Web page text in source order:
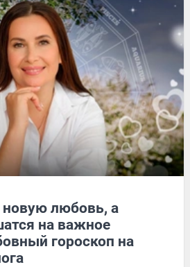
любовь, а
на важное
гороскоп на